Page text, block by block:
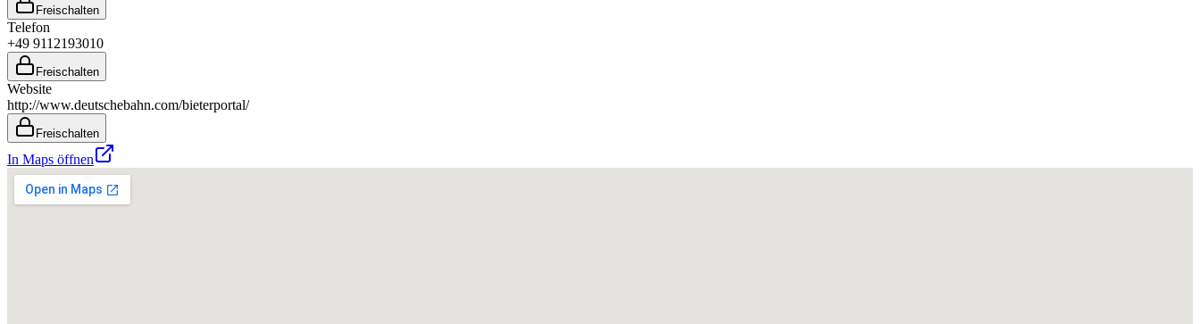
Freischalten
Telefon
+49 9112193010
Freischalten
Website
http://www.deutschebahn.com/bieterportal/
Freischalten
In Maps öffnen